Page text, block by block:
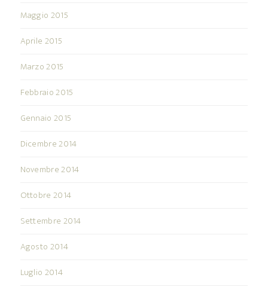
Maggio 2015
Aprile 2015
Marzo 2015
Febbraio 2015
Gennaio 2015
Dicembre 2014
Novembre 2014
Ottobre 2014
Settembre 2014
Agosto 2014
Luglio 2014